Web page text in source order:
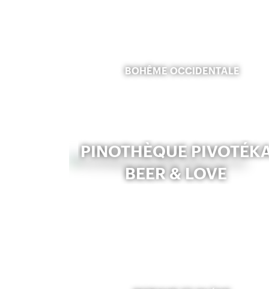
BOHÊME OCCIDENTALE
PINOTHÈQUE
BEER & LOVE